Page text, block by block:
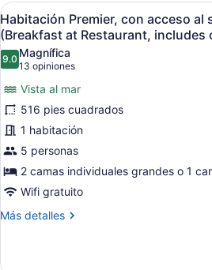
Abrir
todas
las
fotos
de
Habitación
Premier,
con
acceso
al
salón
lounge
(Breakfast
12
Habitación Premier, con acceso al
(Breakfast at Restaurant, includes
9.09.0 de 10
Magnífica
13 opiniones
(13
opiniones)
Vista al mar
516 pies cuadrados
1 habitación
5 personas
2 camas individuales grandes o 1
Wifi gratuito
Más detalles
Más